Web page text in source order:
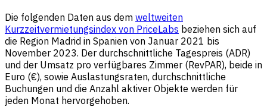
Die folgenden Daten aus dem weltweiten
Kurzzeitvermietungsindex von PriceLabs beziehen sich auf
die Region Madrid in Spanien von Januar 2021 bis
November 2023. Der durchschnittliche Tagespreis (ADR)
und der Umsatz pro verfügbares Zimmer (RevPAR), beide in
Euro (€), sowie Auslastungsraten, durchschnittliche
Buchungen und die Anzahl aktiver Objekte werden für
jeden Monat hervorgehoben.